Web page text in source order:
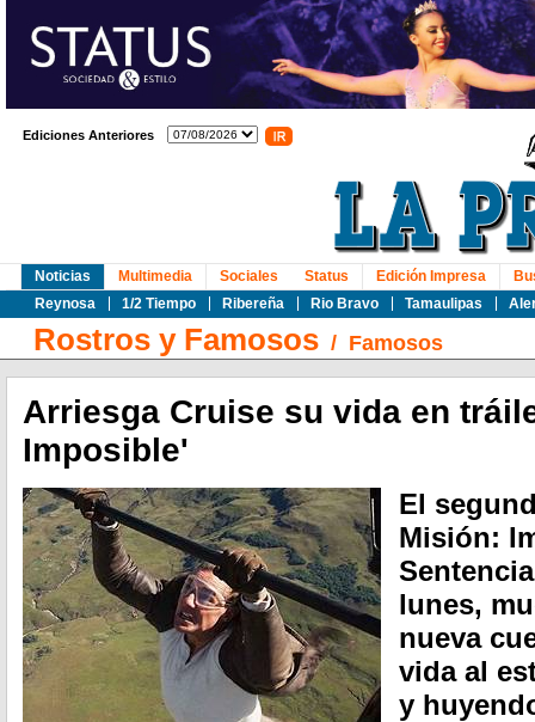
Ediciones Anteriores
Noticias
Reynosa
1/2 Tiempo Ribereña Rio Bravo Tamaulipas
Multimedia Sociales Status Edición Impresa
Rostros y Famosos / Famosos
Arriesga Cruise su vida en
Imposible'
El
Misión:
lunes,
nueva
vida al
y